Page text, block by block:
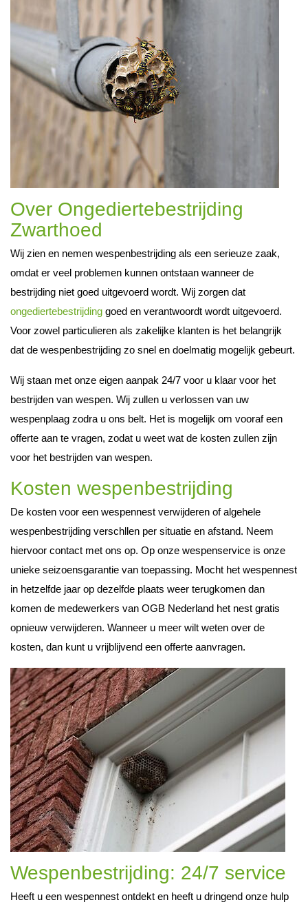
Over Ongediertebestrijding
Zwarthoed
Wij zien en nemen wespenbestrijding als een serieuze zaak,
omdat er veel problemen kunnen ontstaan wanneer de
bestrijding niet goed uitgevoerd wordt. Wij zorgen dat
ongediertebestrijding goed en verantwoordt wordt uitgevoerd.
Voor zowel particulieren als zakelijke klanten is het belangrijk
dat de wespenbestrijding zo snel en doelmatig mogelijk gebeurt.
Wij staan met onze eigen aanpak 24/7 voor u klaar voor het
bestrijden van wespen. Wij zullen u verlossen van uw
wespenplaag zodra u ons belt. Het is mogelijk om vooraf een
offerte aan te vragen, zodat u weet wat de kosten zullen zijn
voor het bestrijden van wespen.
Kosten wespenbestrijding
De kosten voor een wespennest verwijderen of algehele
wespenbestrijding verschllen per situatie en afstand. Neem
hiervoor contact met ons op. Op onze wespenservice is onze
unieke seizoensgarantie van toepassing. Mocht het wespennest
in hetzelfde jaar op dezelfde plaats weer terugkomen dan
komen de medewerkers van OGB Nederland het nest gratis
opnieuw verwijderen. Wanneer u meer wilt weten over de
kosten, dan kunt u vrijblijvend een offerte aanvragen.
Wespenbestrijding: 24/7 service
Heeft u een wespennest ontdekt en heeft u dringend onze hulp